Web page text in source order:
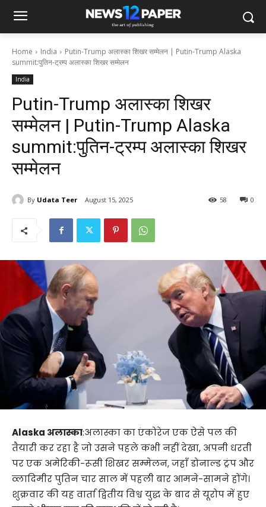
Home India
Putin-Trump अलास्का शिखर सम्मेलन | Putin-Trump Alaska
summit:पुतिन-ट्रम्प अलास्का शिखर सम्मेलन
India
Putin-Trump अलास्का शिखर
सम्मेलन | Putin-Trump Alaska
summit:पुतिन-ट्रम्प अलास्का शिखर
सम्मेलन
By Udata Teer August 15, 2025 0
58
Alaska अलास्का:अलास्का का एंकोरेज एक ऐसे पल की
तैयारी कर रहा है जो उसने पहले कभी नहीं देखा, अपनी धरती
पर एक अमेरिकी-रूसी शिखर सम्मेलन, जहाँ डोनाल्ड ट्रंप और
व्लादिमीर पुतिन चार साल में पहली बार आमने-सामने होंगे।
शुक्रवार की यह वार्ता द्वितीय विश्व युद्ध के बाद से यूरोप में हुए